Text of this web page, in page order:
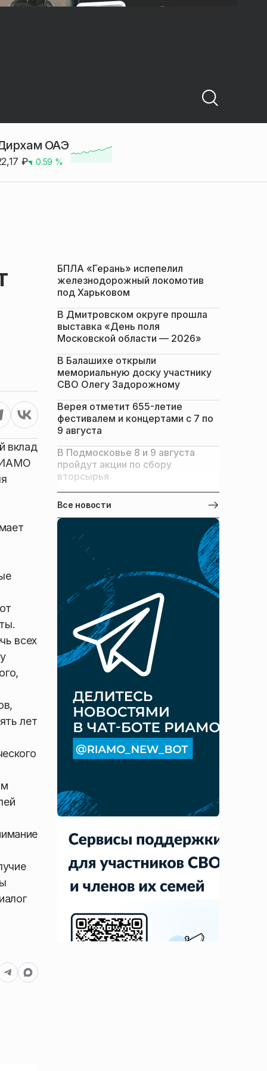
ОАЭ
₽ 0.59 %
вклад
всех
лет
БПЛА «Герань» испепелил
железнодорожный локомотив
под Харьковом
В Дмитровском округе прошла
выставка «День поля
Московской области — 2026»
В Балашихе открыли
мемориальную доску участнику
СВО Олегу Задорожному
Верея отметит 655-летие
фестивалем и концертами с 7 по
9 августа
В Подмосковье 8 и 9 августа
пройдут акции по сбору
вторсырья
Все новости